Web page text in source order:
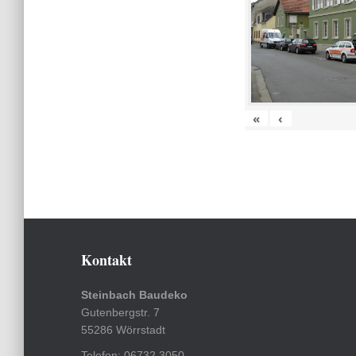
« ‹
Kontakt
Steinbach Baudeko
Gutenbergstr. 7
55286 Wörrstadt